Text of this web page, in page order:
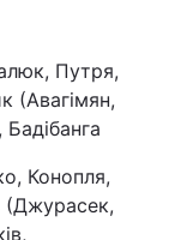
Путря,
(Авагімян,
Конопля,
(Джурасек,